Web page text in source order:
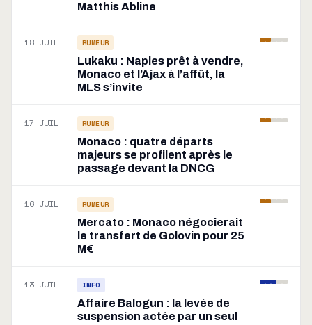
Matthis Abline
18 JUIL RUMEUR
Lukaku : Naples prêt à vendre,
Monaco et l’Ajax à l’affût, la
MLS s’invite
17 JUIL RUMEUR
Monaco : quatre départs
majeurs se profilent après le
passage devant la DNCG
16 JUIL RUMEUR
Mercato : Monaco négocierait
le transfert de Golovin pour 25
M€
13 JUIL INFO
Affaire Balogun : la levée de
suspension actée par un seul